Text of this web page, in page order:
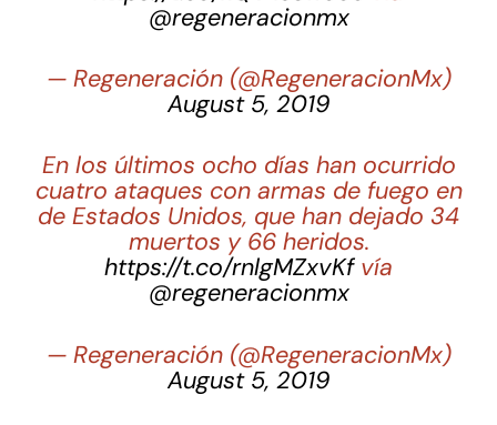
@regeneracionmx
— Regeneración (@RegeneracionMx)
August 5, 2019
En los últimos ocho días han ocurrido
cuatro ataques con armas de fuego en
de Estados Unidos, que han dejado 34
muertos y 66 heridos.
https://t.co/rnlgMZxvKfvía
@regeneracionmx
— Regeneración (@RegeneracionMx)
August 5, 2019